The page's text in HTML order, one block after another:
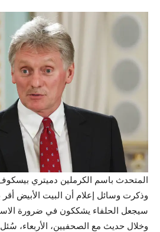
المتحدث باسم الكرملين دميتري
وذكرت وسائل إعلام أن البيت الأبيض
سيجعل الحلفاء يشككون في ضرورة
وخلال حديث مع الصحفيين، الأربعاء،